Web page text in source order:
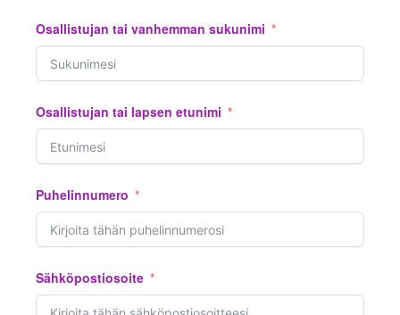
Osallistujan tai vanhemman sukunimi
Osallistujan tai lapsen etunimi
Puhelinnumero
Sähköpostiosoite